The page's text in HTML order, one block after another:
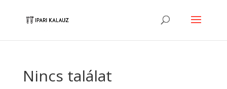
Nincs találat